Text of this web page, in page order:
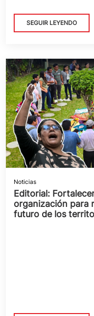
SEGUIR LEYENDO
Noticias
Editorial:
organización para
futuro de los